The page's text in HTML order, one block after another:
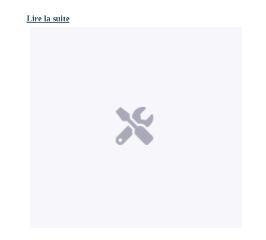
Lire la suite